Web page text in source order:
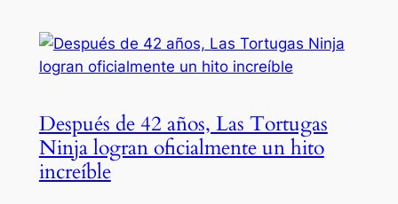
Después de 42 años, Las Tortugas
Ninja logran oficialmente un hito
increíble